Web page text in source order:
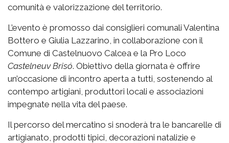
comunità e valorizzazione del territorio.
L’evento è promosso dai consiglieri comunali Valentina
Bottero e Giulia Lazzarino, in collaborazione con il
Comune di Castelnuovo Calcea e la Pro Loco
Castelneuv Brisó. Obiettivo della giornata è offrire
un’occasione di incontro aperta a tutti, sostenendo al
contempo artigiani, produttori locali e associazioni
impegnate nella vita del paese.
Il percorso del mercatino si snoderà tra le bancarelle di
artigianato, prodotti tipici, decorazioni natalizie e